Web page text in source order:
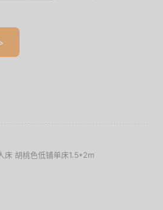
床 胡桃色低铺单床1.5*2m